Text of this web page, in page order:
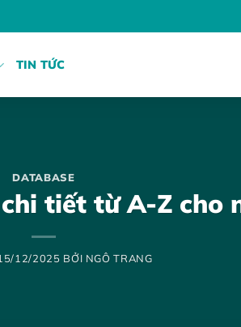
TIN TỨC
DATABASE
tiết từ A-Z cho
12/2025 BỞI NGÔ TRANG